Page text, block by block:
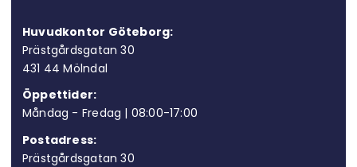
Huvudkontor Göteborg:
Prästgårdsgatan 30
431 44 Mölndal
Öppettider:
Måndag - Fredag | 08:00-17:00
Postadress:
Prästgårdsgatan 30